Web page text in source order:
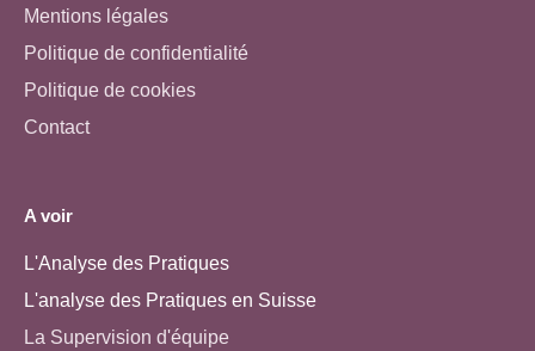
Mentions légales
Politique de confidentialité
Politique de cookies
Contact
A voir
L'Analyse des Pratiques
L'analyse des Pratiques en Suisse
La Supervision d'équipe